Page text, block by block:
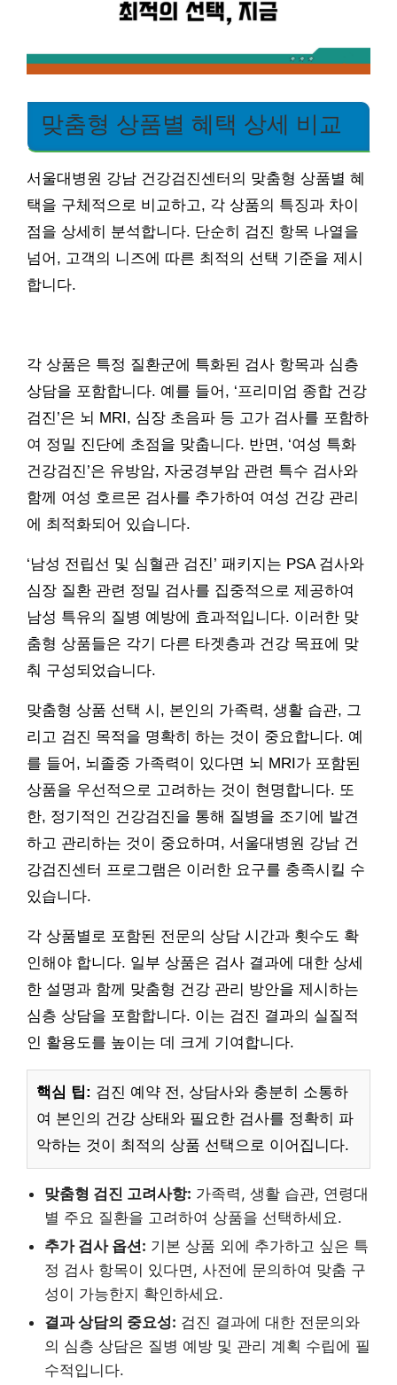
맞춤형 상품별 혜택 상세 비교
서울대병원 강남 건강검진센터의 맞춤형 상품별 혜
택을 구체적으로 비교하고, 각 상품의 특징과 차이
점을 상세히 분석합니다. 단순히 검진 항목 나열을
넘어, 고객의 니즈에 따른 최적의 선택 기준을 제시
합니다.
각 상품은 특정 질환군에 특화된 검사 항목과 심층
상담을 포함합니다. 예를 들어, ‘프리미엄 종합 건강
검진’은 뇌 MRI, 심장 초음파 등 고가 검사를 포함하
여 정밀 진단에 초점을 맞춥니다. 반면, ‘여성 특화
건강검진’은 유방암, 자궁경부암 관련 특수 검사와
함께 여성 호르몬 검사를 추가하여 여성 건강 관리
에 최적화되어 있습니다.
‘남성 전립선 및 심혈관 검진’ 패키지는 PSA 검사와
심장 질환 관련 정밀 검사를 집중적으로 제공하여
남성 특유의 질병 예방에 효과적입니다. 이러한 맞
춤형 상품들은 각기 다른 타겟층과 건강 목표에 맞
춰 구성되었습니다.
맞춤형 상품 선택 시, 본인의 가족력, 생활 습관, 그
리고 검진 목적을 명확히 하는 것이 중요합니다. 예
를 들어, 뇌졸중 가족력이 있다면 뇌 MRI가 포함된
상품을 우선적으로 고려하는 것이 현명합니다. 또
한, 정기적인 건강검진을 통해 질병을 조기에 발견
하고 관리하는 것이 중요하며, 서울대병원 강남 건
강검진센터 프로그램은 이러한 요구를 충족시킬 수
있습니다.
각 상품별로 포함된 전문의 상담 시간과 횟수도 확
인해야 합니다. 일부 상품은 검사 결과에 대한 상세
한 설명과 함께 맞춤형 건강 관리 방안을 제시하는
심층 상담을 포함합니다. 이는 검진 결과의 실질적
인 활용도를 높이는 데 크게 기여합니다.
핵심 팁: 검진 예약 전, 상담사와 충분히 소통하
여 본인의 건강 상태와 필요한 검사를 정확히 파
악하는 것이 최적의 상품 선택으로 이어집니다.
맞춤형 검진 고려사항: 가족력, 생활 습관, 연령대
별 주요 질환을 고려하여 상품을 선택하세요.
추가 검사 옵션: 기본 상품 외에 추가하고 싶은 특
정 검사 항목이 있다면, 사전에 문의하여 맞춤 구
성이 가능한지 확인하세요.
결과 상담의 중요성: 검진 결과에 대한 전문의와
의 심층 상담은 질병 예방 및 관리 계획 수립에 필
수적입니다.